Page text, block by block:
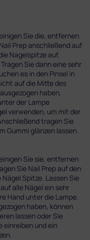
Sie die, entfernen
Prep anschließend auf
Nagelspitze auf.
Sie dann eine sehr
es in den Pinsel in
auf die Mitte des
haben,
der Lampe
verwenden, um mit der
tragen Sie
Gummi glänzen lassen.
Sie sie, entfernen
Sie Nail Prep auf den
Spitze. Lassen Sie
alle Nägel ein sehr
Hand unter die Lampe.
haben, können
lassen oder Sie
einreiben und ein